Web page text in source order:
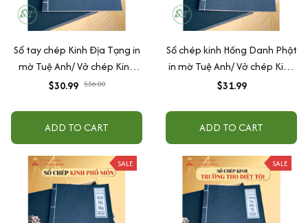
Sổ tay chép Kinh Địa Tạng in
mờ Tuệ Anh/ Vở chép Kinh
giấy cổ (Tặng kèm Hộp đựng
$30.99 $36.00
ADD TO CART
Sổ chép kinh Hồng Danh Phật
in mờ Tuệ Anh/ Vở chép Kinh
giấy cổ (Tặng kèm Hộp đựng
$31.99
ADD TO CART
SALE SALE